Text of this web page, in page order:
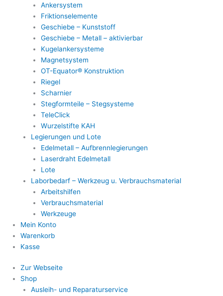
Ankersystem
Friktionselemente
Geschiebe – Kunststoff
Geschiebe – Metall – aktivierbar
Kugelankersysteme
Magnetsystem
OT-Equator® Konstruktion
Riegel
Scharnier
Stegformteile – Stegsysteme
TeleClick
Wurzelstifte KAH
Legierungen und Lote
Edelmetall – Aufbrennlegierungen
Laserdraht Edelmetall
Lote
Laborbedarf – Werkzeug u. Verbrauchsmaterial
Arbeitshilfen
Verbrauchsmaterial
Werkzeuge
Mein Konto
Warenkorb
Kasse
Zur Webseite
Shop
Ausleih- und Reparaturservice